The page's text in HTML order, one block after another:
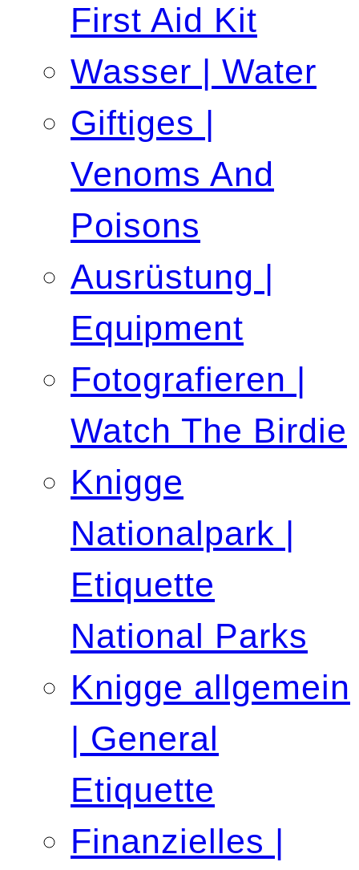
First Aid Kit
Wasser | Water
Giftiges |
Venoms And
Poisons
Ausrüstung |
Equipment
Fotografieren |
Watch The Birdie
Knigge
Nationalpark |
Etiquette
National Parks
Knigge allgemein
| General
Etiquette
Finanzielles |